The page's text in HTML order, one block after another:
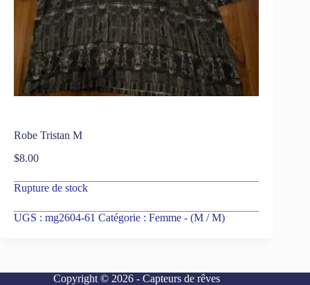
Robe Tristan M
$8.00
Rupture de stock
UGS : mg2604-61 Catégorie : Femme - (M / M)
Copyright © 2026 - Capteurs de rêves